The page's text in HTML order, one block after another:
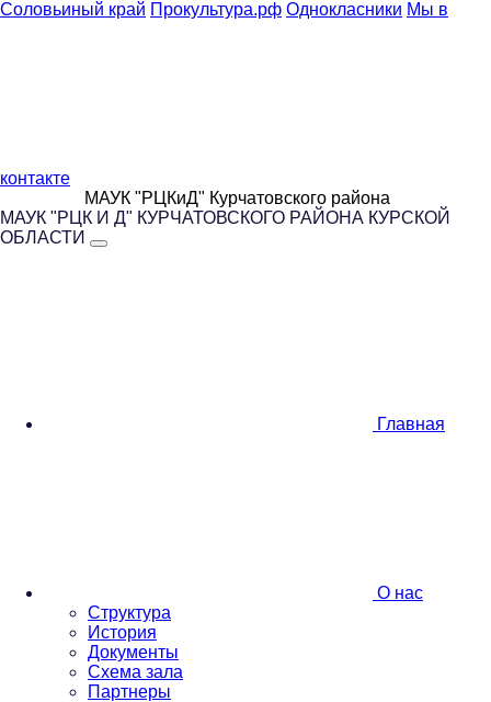
Соловьиный край Прокультура.рф Однокласники Мы в
контакте
МАУК "РЦКиД" Курчатовского района
МАУК "РЦК И Д" КУРЧАТОВСКОГО РАЙОНА КУРСКОЙ
ОБЛАСТИ
Главная
О нас
Структура
История
Документы
Схема зала
Партнеры